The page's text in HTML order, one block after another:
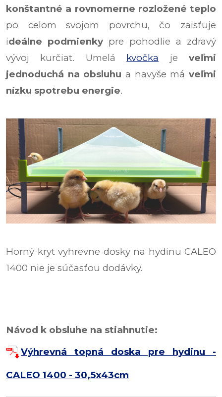
konštantné a rovnomerne rozložené teplo
po celom svojom povrchu, čo zaisťuje
ideálne podmienky pre pohodlie a zdravý
vývoj kurčiat. Umelá kvočka jeveľmi
jednoduchá na obsluhu a navyše máveľmi
nízku spotrebu energie.
Horný kryt vyhrevne dosky na hydinu CALEO
1400 nie je súčasťou dodávky.
Návod k obsluhe na stiahnutie:
Výhrevná topná doska pre hydinu -
CALEO 1400 - 30,5x43cm